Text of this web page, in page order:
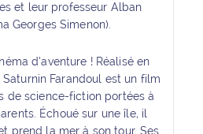
et leur professeur Alban
Georges Simenon).
d’aventure ! Réalisé en
Farandoul est un film
de science-fiction portées à
Échoué sur une île, il
prend la mer à son tour. Ses